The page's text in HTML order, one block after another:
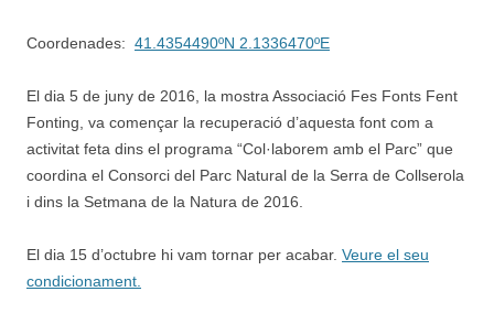
Coordenades: 41.4354490ºN 2.1336470ºE
El dia 5 de juny de 2016, la mostra Associació Fes Fonts Fent
Fonting, va començar la recuperació d’aquesta font com a
activitat feta dins el programa “Col·laborem amb el Parc” que
coordina el Consorci del Parc Natural de la Serra de Collserola
i dins la Setmana de la Natura de 2016.
El dia 15 d’octubre hi vam tornar per acabar. Veure el seu
condicionament.